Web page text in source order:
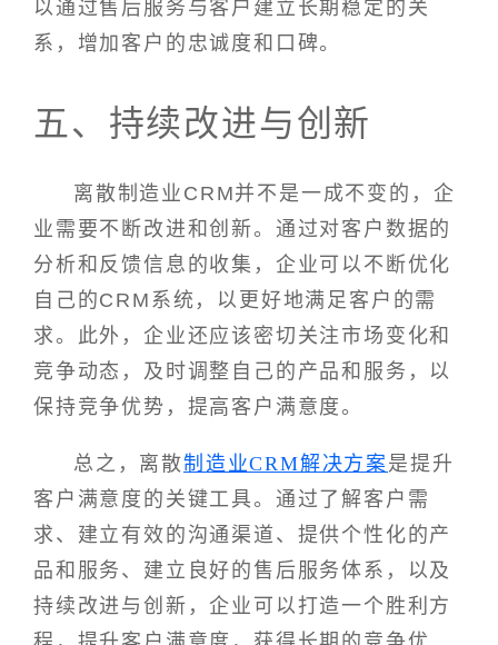
以通过售后服务与客户建立长期稳定的关
系，增加客户的忠诚度和口碑。
五、持续改进与创新
离散制造业CRM并不是一成不变的，企
业需要不断改进和创新。通过对客户数据的
分析和反馈信息的收集，企业可以不断优化
自己的CRM系统，以更好地满足客户的需
求。此外，企业还应该密切关注市场变化和
竞争动态，及时调整自己的产品和服务，以
保持竞争优势，提高客户满意度。
总之，离散制造业CRM解决方案 是提升
客户满意度的关键工具。通过了解客户需
求、建立有效的沟通渠道、提供个性化的产
品和服务、建立良好的售后服务体系，以及
持续改进与创新，企业可以打造一个胜利方